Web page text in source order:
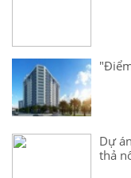
Dự
thả